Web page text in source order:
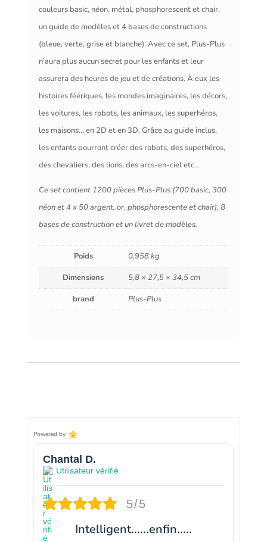
couleurs basic, néon, métal, phosphorescent et chair,
un guide de modèles et 4 bases de constructions
(bleue, verte, grise et blanche). Avec ce set, Plus-Plus
n’aura plus aucun secret pour les enfants et leur
assurera des heures de jeu et de créations. À eux les
histoires féériques, les mondes imaginaires, les décors,
les voitures, les robots, les animaux, les superhéros,
les maisons… en 2D et en 3D. Grâce au guide inclus,
les enfants pourront créer des robots, des superhéros,
des chevaliers, des lions, des arcs-en-ciel etc…
Ce set contient 1200 pièces Plus-Plus (700 basic, 300
néon et 4 x 50 argent, or, phosphorescente et chair), 8
bases de construction et un livret de modèles.
Poids
0,958 kg
Dimensions
5,8 × 27,5 × 34,5 cm
brand
Plus-Plus
Powered by
Chantal D.
Utilisateur vérifié
5/5
Intelligent......enfin.....